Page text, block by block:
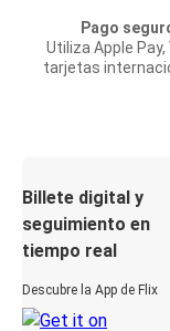
Pago
Utiliza Apple Pay,
tarjetas
Billete digital y
seguimiento en
tiempo real
Descubre la App de Flix